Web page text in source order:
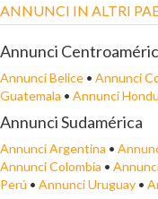
ANNUNCI IN ALTRI
Annunci
Annunci Belice • Annunci
Guatemala • Annunci
Annunci Sudamérica
Annunci Argentina •
Annunci Colombia •
Perú • Annunci Uruguay •